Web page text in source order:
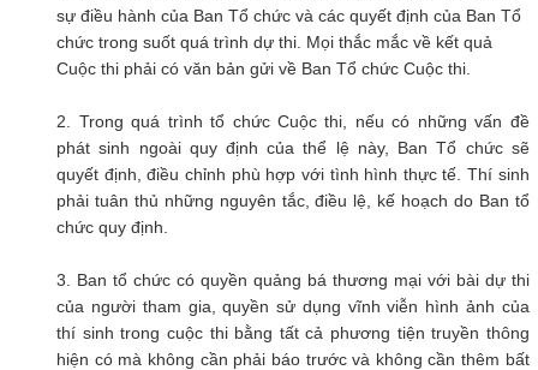
sự điều hành của Ban Tổ chức và các quyết định của Ban Tổ
chức trong suốt quá trình dự thi. Mọi thắc mắc về kết quả
Cuộc thi phải có văn bản gửi về Ban Tổ chức Cuộc thi.
2. Trong quá trình tổ chức Cuộc thi, nếu có những vấn đề
phát sinh ngoài quy định của thể lệ này, Ban Tổ chức sẽ
quyết định, điều chỉnh phù hợp với tình hình thực tế. Thí sinh
phải tuân thủ những nguyên tắc, điều lệ, kế hoạch do Ban tổ
chức quy định.
3. Ban tổ chức có quyền quảng bá thương mại với bài dự thi
của người tham gia, quyền sử dụng vĩnh viễn hình ảnh của
thí sinh trong cuộc thi bằng tất cả phương tiện truyền thông
hiện có mà không cần phải báo trước và không cần thêm bất